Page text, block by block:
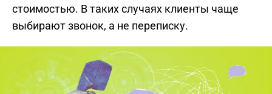
стоимостью. В таких случаях клиенты чаще
выбирают звонок, а не переписку.